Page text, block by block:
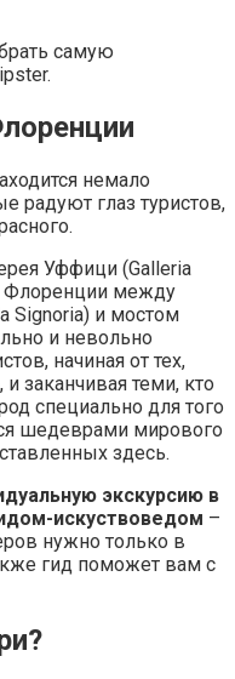
самую
немало
радуют глаз туристов,
Уффици (Galleria
Флоренции между
Signoria) и мостом
и невольно
начиная от тех,
заканчивая теми, кто
специально для того
шедеврами мирового
здесь.
экскурсию в
искуствоведом –
нужно только в
гид поможет вам с